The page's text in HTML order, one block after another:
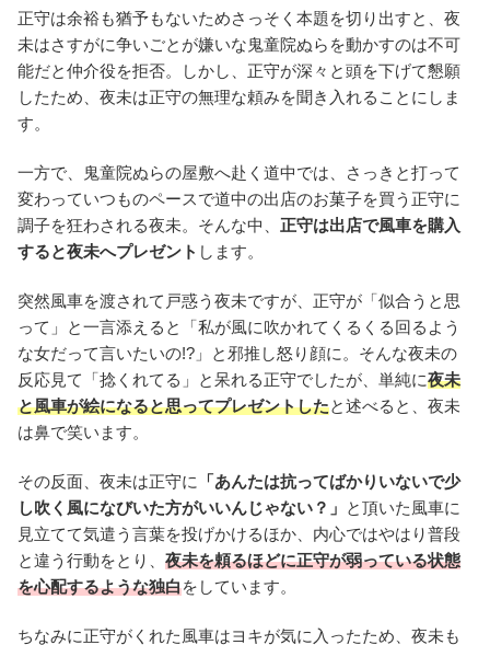
正守は余裕も猶予もないためさっそく本題を切り出すと、夜
未はさすがに争いごとが嫌いな鬼童院ぬらを動かすのは不可
能だと仲介役を拒否。しかし、正守が深々と頭を下げて懇願
したため、夜未は正守の無理な頼みを聞き入れることにしま
す。
一方で、鬼童院ぬらの屋敷へ赴く道中では、さっきと打って
変わっていつものペースで道中の出店のお菓子を買う正守に
調子を狂わされる夜未。そんな中、 正守は出店で風車を購入
すると夜未へプレゼント します。
突然風車を渡されて戸惑う夜未ですが、正守が「似合うと思
って」と一言添えると「私が風に吹かれてくるくる回るよう
な女だって言いたいの!?」と邪推し怒り顔に。そんな夜未の
反応見て「捻くれてる」と呆れる正守でしたが、単純に夜未
と風車が絵になると思ってプレゼントしたと述べると、夜未
は鼻で笑います。
その反面、夜未は正守に
「あんたは抗ってばかりいないで少
し吹く風になびいた方がいいんじゃない？」 と頂いた風車に
見立てて気遣う言葉を投げかけるほか、内心ではやはり普段
と違う行動をとり、 夜未を頼るほどに正守が弱っている状態
を心配するような独白をしています。
ちなみに正守がくれた風車はヨキが気に入ったため、夜未も